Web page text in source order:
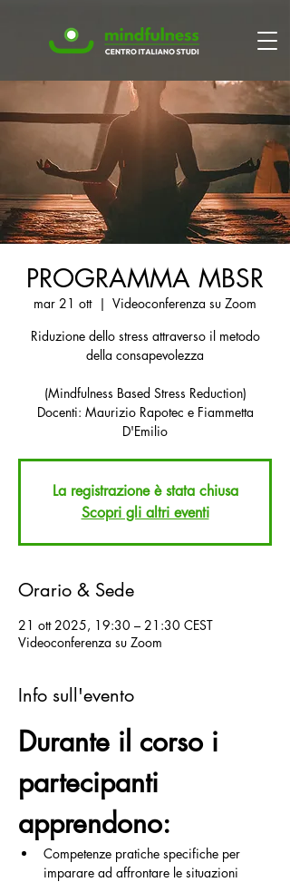
PROGRAMMA MBSR
mar 21 ott
  |
Videoconferenza su Zoom
Riduzione dello stress attraverso il metodo
della consapevolezza
(Mindfulness Based Stress Reduction)
Docenti: Maurizio Rapotec e Fiammetta
D'Emilio
La registrazione è stata chiusa
Scopri gli altri eventi
Orario & Sede
21 ott 2025, 19:30 – 21:30 CEST
Videoconferenza su Zoom
Info sull'evento
Durante il corso i
partecipanti
apprendono:
Competenze pratiche specifiche per
imparare ad affrontare le situazioni